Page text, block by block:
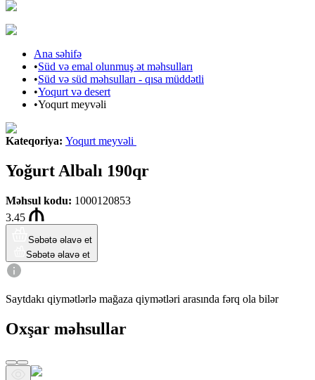
Ana səhifə
•Süd və emal olunmuş ət məhsulları
•Süd və süd məhsulları - qısa müddətli
•Yoqurt və desert
•Yoqurt meyvəli
Kateqoriya: Yoqurt meyvəli
Yoğurt Albalı 190qr
Məhsul kodu: 1000120853
3.45
Səbətə əlavə et
Səbətə əlavə et
Saytdakı qiymətlərlə mağaza qiymətləri arasında fərq ola bilər
Oxşar məhsullar